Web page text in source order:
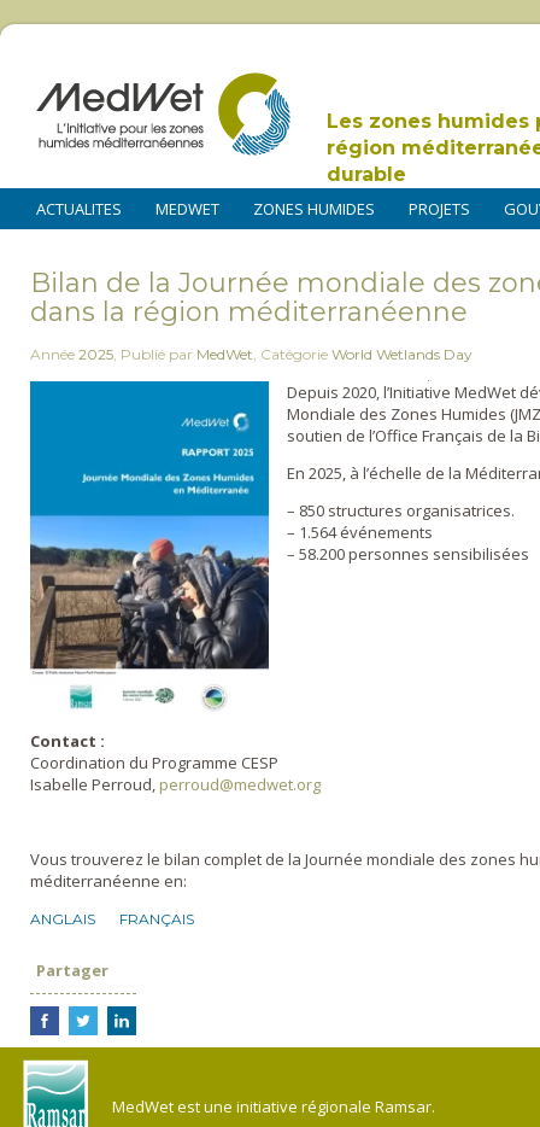
Les zones humides
région
durable
ACTUALITES MEDWET ZONES HUMIDES PROJETS
Bilan de la Journée mondiale des
dans la région méditerranéenne
Année 2025, Publié par MedWet, Catégorie World Wetlands Day
Depuis 2020, l’Initiative MedWet
Mondiale des Zones Humides
soutien de l’Office Français de la
En 2025, à l’échelle de la
– 850 structures organisatrices.
– 1.564 événements
– 58.200 personnes sensibilisées
Contact :
Coordination du Programme CESP
Isabelle Perroud, perroud@medwet.org
Vous trouverez le bilan complet de la Journée mondiale des zones
méditerranéenne en:
ANGLAIS FRANÇAIS
Partager
MedWet est une initiative régionale Ramsar.